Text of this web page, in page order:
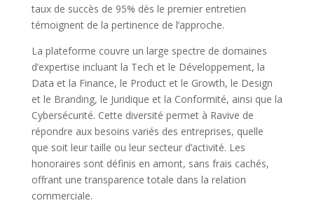
taux de succès de 95% dès le premier entretien
témoignent de la pertinence de l’approche.
La plateforme couvre un large spectre de domaines
d’expertise incluant la Tech et le Développement, la
Data et la Finance, le Product et le Growth, le Design
et le Branding, le Juridique et la Conformité, ainsi que la
Cybersécurité. Cette diversité permet à Ravive de
répondre aux besoins variés des entreprises, quelle
que soit leur taille ou leur secteur d’activité. Les
honoraires sont définis en amont, sans frais cachés,
offrant une transparence totale dans la relation
commerciale.